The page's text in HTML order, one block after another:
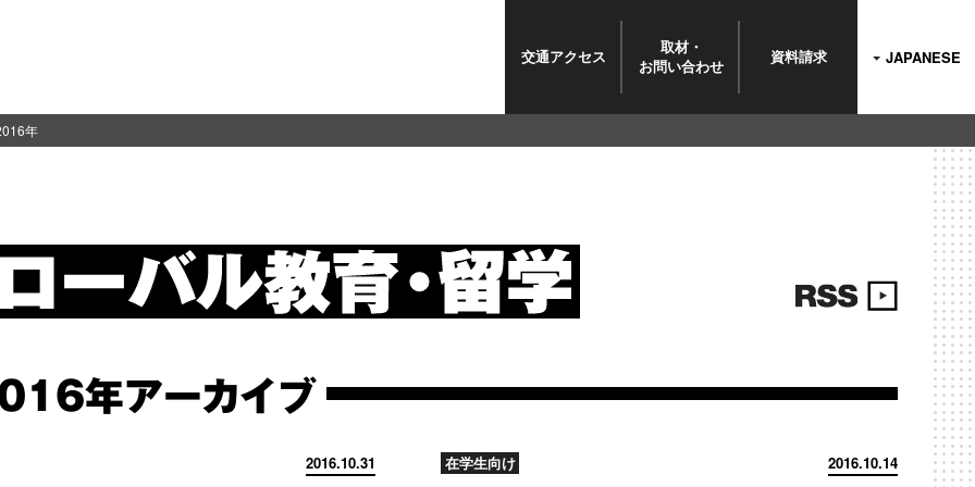
交通アクセス
取材・
お問い合わせ 資料請求 JAPANESE
年アーカイブ
2016.10.31 2016.10.14
在学生向け
年